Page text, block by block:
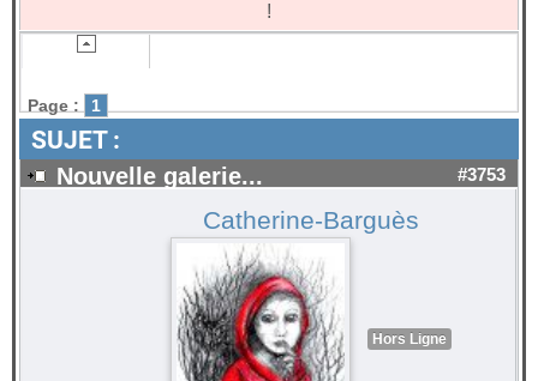
!
Page : 1
SUJET :
Nouvelle galerie... #3753
Catherine-Barguès
Hors Ligne